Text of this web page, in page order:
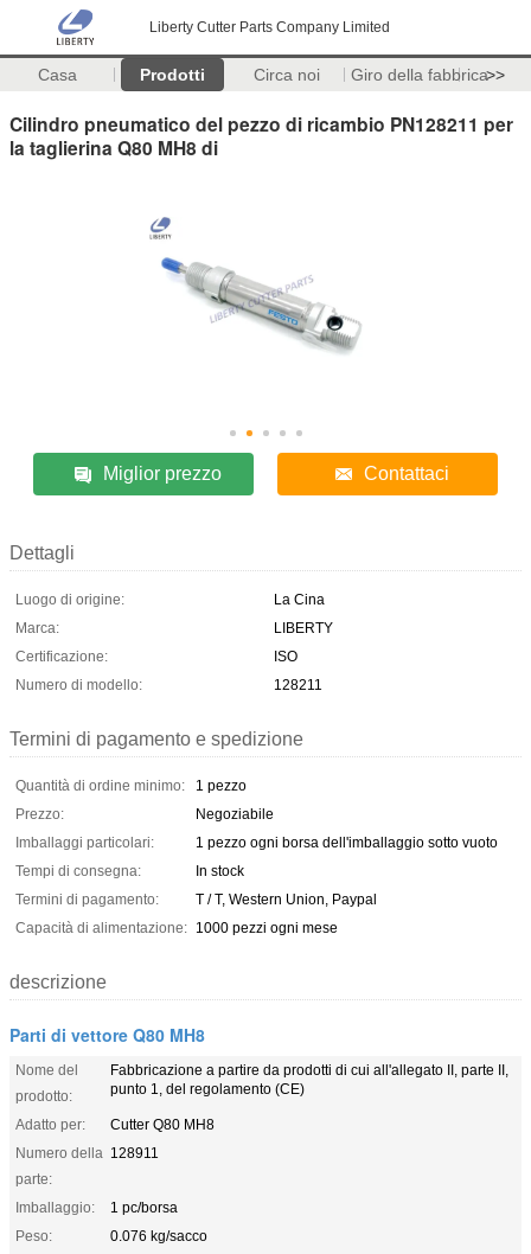
Liberty Cutter Parts Company Limited
Casa Prodotti Circa noi Giro della fabbrica>>
Cilindro pneumatico del pezzo di ricambio PN128211 per
la taglierina Q80 MH8 di
Miglior prezzo Contattaci
Dettagli
Luogo di origine:
La Cina
Marca:
LIBERTY
Certificazione:
ISO
Numero di modello:
128211
Termini di pagamento e spedizione
Quantità di ordine minimo:
1 pezzo
Prezzo:
Negoziabile
Imballaggi particolari:
1 pezzo ogni borsa dell'imballaggio sotto vuoto
Tempi di consegna:
In stock
Termini di pagamento:
T / T, Western Union, Paypal
Capacità di alimentazione: 1000 pezzi ogni mese
descrizione
Parti di vettore Q80 MH8
Nome del
prodotto:
Fabbricazione a partire da prodotti di cui all'allegato II, parte II,
punto 1, del regolamento (CE)
Adatto per:
Cutter Q80 MH8
Numero della
parte:
128911
Imballaggio:
1 pc/borsa
Peso:
0.076 kg/sacco